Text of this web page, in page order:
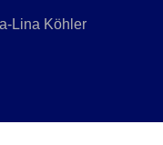
Lina Köhler